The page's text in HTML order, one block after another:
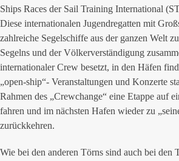
Ships Races der Sail Training International
Diese internationalen Jugendregatten mit
zahlreiche Segelschiffe aus der ganzen Welt
Segelns und der Völkerverständigung
internationaler Crew besetzt, in den Häfen
„open-ship“- Veranstaltungen und Konzerte
Rahmen des „Crewchange“ eine Etappe auf
fahren und im nächsten Hafen wieder zu
zurückkehren.
Wie bei den anderen Törns sind auch bei den